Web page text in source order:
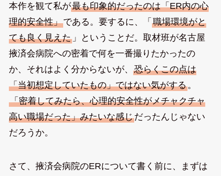
本作を観て私が最も印象的だったのは「ER内の心
理的安全性」である。要するに、「 職場環境がと
ても良く見えた」ということだ。取材班が名古屋
掖済会病院への密着で何を一番撮りたかったの
か、それはよく分からないが、 恐らくこの点は
「当初想定していたもの」ではない気がする。
「密着してみたら、心理的安全性がメチャクチャ
高い職場だった」みたいな感じだったんじゃない
だろうか。
さて、掖済会病院のERについて書く前に、まずは